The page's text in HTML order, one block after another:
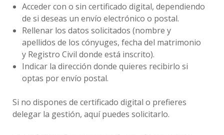
Acceder con o sin certificado digital, dependiendo
de si deseas un envío electrónico o postal.
Rellenar los datos solicitados (nombre y
apellidos de los cónyuges, fecha del matrimonio
y Registro Civil donde está inscrito).
Indicar la dirección donde quieres recibirlo si
optas por envío postal.
Si no dispones de certificado digital o prefieres
delegar la gestión, aquí puedes solicitarlo.